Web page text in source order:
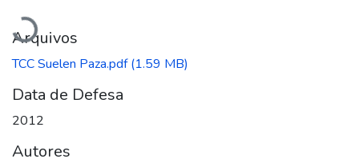
Arquivos
TCC Suelen Paza.pdf(1.59 MB)
Data de Defesa
2012
Autores